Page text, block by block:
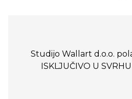
Studijo Wallart d.o.o.
ISKLJUČIVO U